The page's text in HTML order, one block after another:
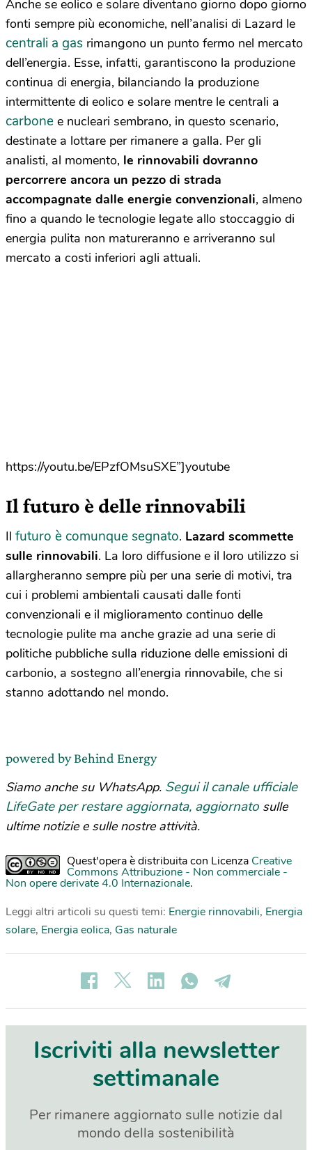
Anche se eolico e solare diventano giorno dopo giorno
fonti sempre più economiche, nell’analisi di Lazard le
centrali a gas rimangono un punto fermo nel mercato
dell’energia. Esse, infatti, garantiscono la produzione
continua di energia, bilanciando la produzione
intermittente di eolico e solare mentre le centrali a
carbone e nucleari sembrano, in questo scenario,
destinate a lottare per rimanere a galla. Per gli
analisti, al momento, le rinnovabili dovranno
percorrere ancora un pezzo di strada
accompagnate dalle energie convenzionali, almeno
fino a quando le tecnologie legate allo stoccaggio di
energia pulita non matureranno e arriveranno sul
mercato a costi inferiori agli attuali.
https://youtu.be/EPzfOMsuSXE”]youtube
Il futuro è delle rinnovabili
Il futuro è comunque segnato. Lazard scommette
sulle rinnovabili. La loro diffusione e il loro utilizzo si
allargheranno sempre più per una serie di motivi, tra
cui i problemi ambientali causati dalle fonti
convenzionali e il miglioramento continuo delle
tecnologie pulite ma anche grazie ad una serie di
politiche pubbliche sulla riduzione delle emissioni di
carbonio, a sostegno all’energia rinnovabile, che si
stanno adottando nel mondo.
powered by Behind Energy
Siamo anche su WhatsApp. Segui il canale ufficiale
LifeGate per restare aggiornata, aggiornato sulle
ultime notizie e sulle nostre attività.
Quest'opera è distribuita con Licenza Creative
Commons Attribuzione - Non commerciale -
Non opere derivate 4.0 Internazionale.
Leggi altri articoli su questi temi: Energie rinnovabili, Energia
solare, Energia eolica, Gas naturale
Iscriviti alla newsletter
settimanale
Per rimanere aggiornato sulle notizie dal
mondo della sostenibilità